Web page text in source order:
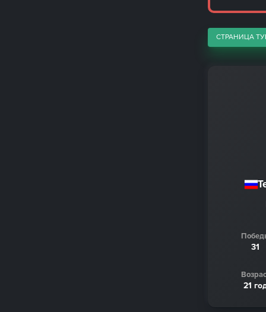
СТРАНИЦА
31
21